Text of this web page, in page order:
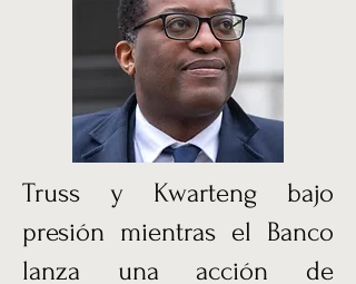
Truss y Kwarteng bajo
presión mientras el Banco
lanza una acción de